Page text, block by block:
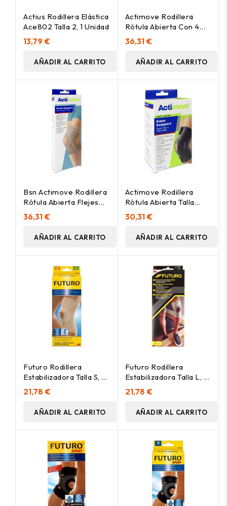
Actius Rodillera Elástica
Ace802 Talla 2, 1 Unidad
13,79 €
AÑADIR AL CARRITO
Actimove Rodillera
Rótula Abierta Con 4
Flejes Talla M, 1 Unidad
36,31 €
AÑADIR AL CARRITO
Bsn Actimove Rodillera
Rótula Abierta Flejes
X4 Talla L, 1 Unidad
36,31 €
AÑADIR AL CARRITO
Actimove Rodillera
Rótula Abierta Talla
Única Negro, 1 Unidad
30,31 €
AÑADIR AL CARRITO
Futuro Rodillera
Estabilizadora Talla S, 1
Ud
21,78 €
AÑADIR AL CARRITO
Futuro Rodillera
Estabilizadora Talla L, 1
Ud
21,78 €
AÑADIR AL CARRITO